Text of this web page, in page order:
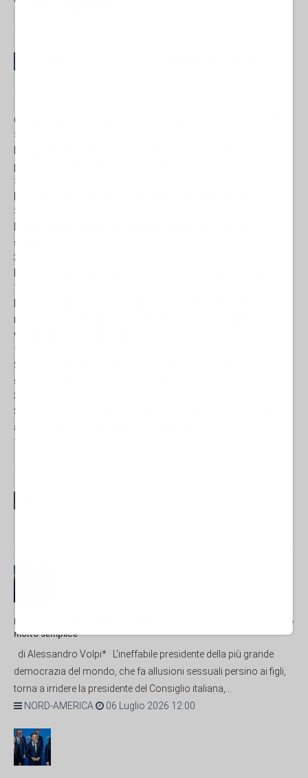
Computing spaziale: i data center entrano in orbita
30 Luglio 2026 09:00
Hangzhou impiega pesci robotici biomimetici per
pattugliare il Lago dell'Ovest
30 Luglio 2026 09:00
Registro di ispezione di un drone intelligente
30 Luglio 2026 09:00
L'innovazione alimenta l'ascesa della Cina nel
supercalcolo
23 Luglio 2026 11:30
Robot cinesi: economici e altamente performanti
15 Luglio 2026 09:30
Le politiche migliorate per il rimborso fiscale
rendono più semplice lo shopping in Cina per i
visitatori internazionali
14 Luglio 2026 11:30
Satellite SMILE segna un nuovo capitolo nello
sviluppo della scienza spaziale cinese
25 Giugno 2026 12:00
Shantou sfrutta un nuovo slancio di crescita grazie
all'esportazione di token basati sull'IA
19 Giugno 2026 18:00
Ma perché Donald Trump continua ad insultare l'Italia? La risposta è
molto semplice
di Alessandro Volpi* L'ineffabile presidente della più grande
democrazia del mondo, che fa allusioni sessuali persino ai figli,
torna a irridere la presidente del Consiglio italiana,...
NORD-AMERICA
06 Luglio 2026 12:00